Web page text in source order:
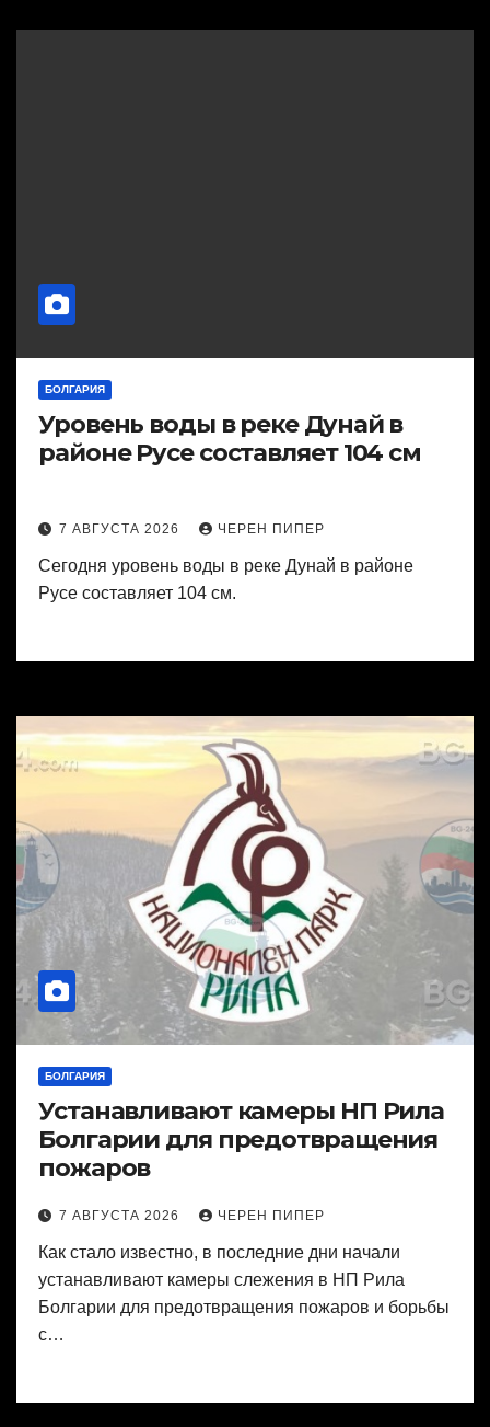
БОЛГАРИЯ
Уровень воды в реке Дунай в
районе Русе составляет 104 см
7 АВГУСТА 2026 ЧЕРЕН ПИПЕР
Сегодня уровень воды в реке Дунай в районе
Русе составляет 104 см.
БОЛГАРИЯ
Устанавливают камеры НП Рила
Болгарии для предотвращения
пожаров
7 АВГУСТА 2026 ЧЕРЕН ПИПЕР
Как стало известно, в последние дни начали
устанавливают камеры слежения в НП Рила
Болгарии для предотвращения пожаров и борьбы
с…